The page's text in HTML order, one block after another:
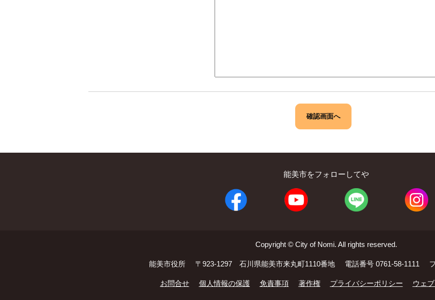
能美市をフォローしてや
Copyright © City of Nomi. All rights reserved.
能美市役所 〒923-1297 石川県能美市来丸町1110番地 電話番号 0761-58-1111
お問合せ 個人情報の保護 免責事項 著作権 プライバシーポリシー ウェ